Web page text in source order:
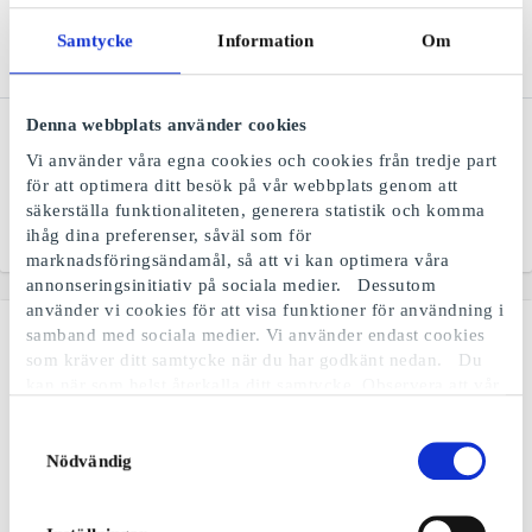
Samtycke Information Om
Denna webbplats använder cookies
Vi använder våra egna cookies och cookies från tredje part
för att optimera ditt besök på vår webbplats genom att
säkerställa funktionaliteten, generera statistik och komma
ihåg dina preferenser, såväl som för
marknadsföringsändamål, så att vi kan optimera våra
annonseringsinitiativ på sociala medier. Dessutom
använder vi cookies för att visa funktioner för användning i
samband med sociala medier. Vi använder endast cookies
som kräver ditt samtycke när du har godkänt nedan. Du
använder cookies behandlar vi kort din IP-adress. IP-
adressen kan delas med våra sociala mediepartners,
Nödvändig
Ticket SE Presentkort
Bästa reseutbudet, med
hög service och lågt pris
Från 50 kr
Dressmann SE
Presentkort
Nordens ledande kedja
inom herrkläder
Från